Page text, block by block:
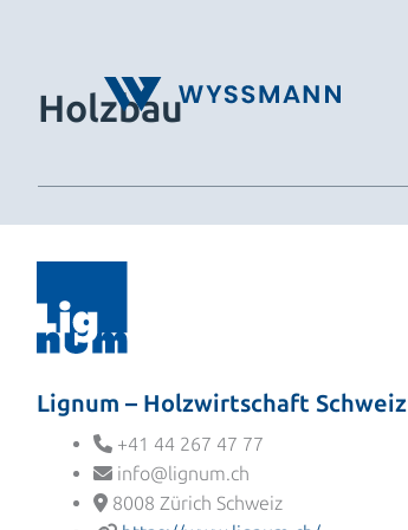
Holzbau
Lignum – Holzwirtschaft Schweiz
+41 44 267 47 77
info@lignum.ch
8008 Zürich Schweiz